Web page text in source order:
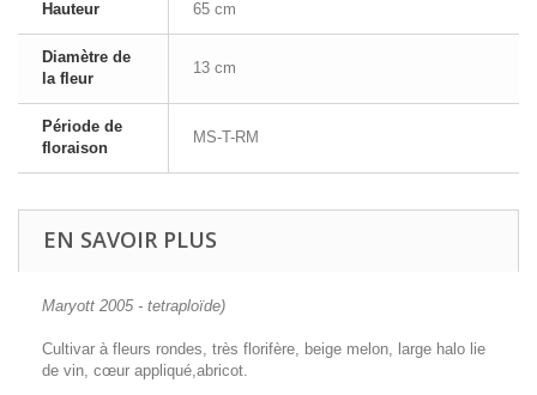
Hauteur 65 cm
Diamètre de
la fleur
13 cm
Période de
floraison
MS-T-RM
EN SAVOIR PLUS
Maryott 2005 - tetraploïde)
Cultivar à fleurs rondes, très florifère, beige melon, large halo lie
de vin, cœur appliqué,abricot.